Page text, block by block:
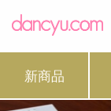
新商品